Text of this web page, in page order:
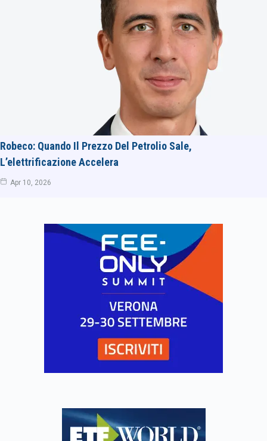
Robeco: Quando Il Prezzo Del Petrolio Sale,
L’elettrificazione Accelera
Apr 10, 2026